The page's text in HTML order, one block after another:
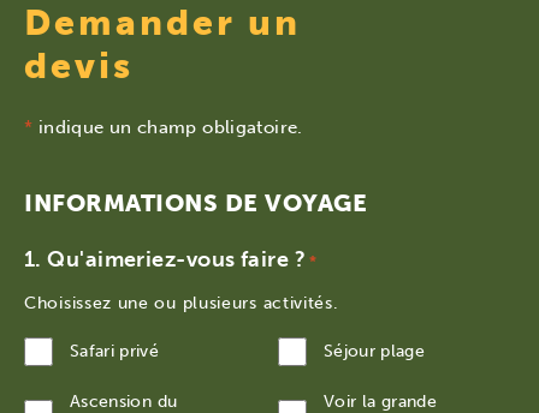
Demander un
devis
* indique un champ obligatoire.
INFORMATIONS DE VOYAGE
Qu'aimeriez-vous faire ? *
Choisissez une ou plusieurs activités.
Safari privé Séjour plage
Ascension du
Voir la grande